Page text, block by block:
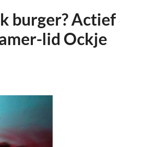
burger? Actief
lid Ockje